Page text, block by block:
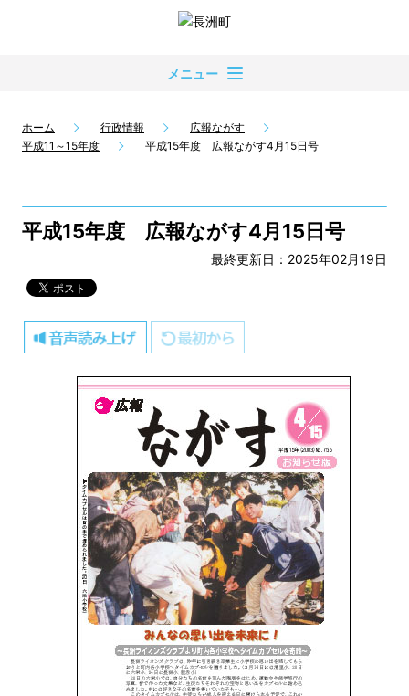
メニュー
ホーム 行政情報
広報ながす
平成11～15年度
平成15年度 広報ながす4月15日号
平成15年度 広報ながす4月15日号
最終更新日：2025年02月19日